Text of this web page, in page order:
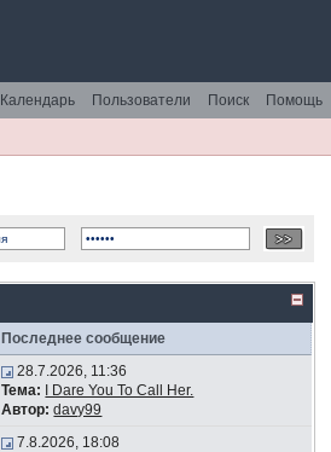
Помощь
Поиск
Пользователи
Календарь
Последнее сообщение
28.7.2026, 11:36
Тема:
I Dare You To Call Her.
Автор: davy99
7.8.2026, 18:08